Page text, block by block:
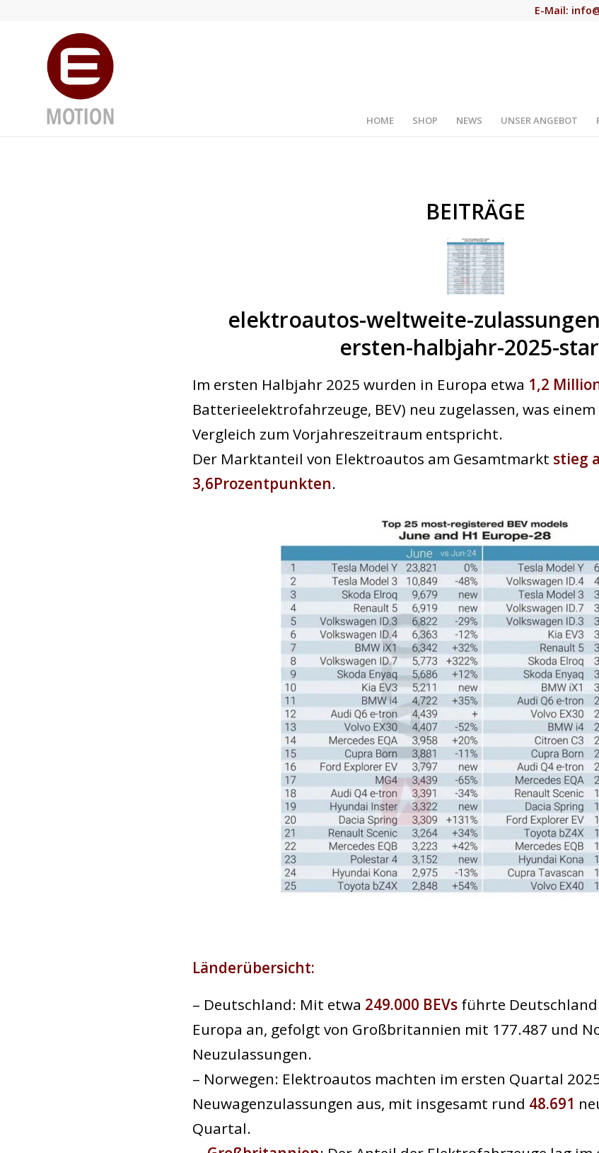
E-Mail:
HOME SHOP NEWS UNSER ANGEBOT
BEITRÄGE
elektroautos-weltweite-
ersten-halbjahr-2025-
Im ersten Halbjahr 2025 wurden in Europa etwa 1,2
Batterieelektrofahrzeuge, BEV) neu zugelassen, was einem
Vergleich zum Vorjahreszeitraum entspricht.
Der Marktanteil von Elektroautos am Gesamtmarkt stieg
3,6Prozentpunkten.
Länderübersicht:
– Deutschland: Mit etwa 249.000 BEVs führte
Europa an, gefolgt von Großbritannien mit 177.487 und
Neuzulassungen.
– Norwegen: Elektroautos machten im ersten Quartal
Neuwagenzulassungen aus, mit insgesamt rund 48.691
Quartal.